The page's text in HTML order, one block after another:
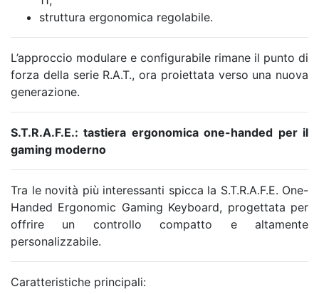
struttura ergonomica regolabile.
L’approccio modulare e configurabile rimane il punto di
forza della serie R.A.T., ora proiettata verso una nuova
generazione.
S.T.R.A.F.E.: tastiera ergonomica one-handed per il
gaming moderno
Tra le novità più interessanti spicca la S.T.R.A.F.E. One-
Handed Ergonomic Gaming Keyboard, progettata per
offrire un controllo compatto e altamente
personalizzabile.
Caratteristiche principali: